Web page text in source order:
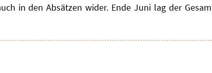
in den Absätzen wider. Ende Juni lag der